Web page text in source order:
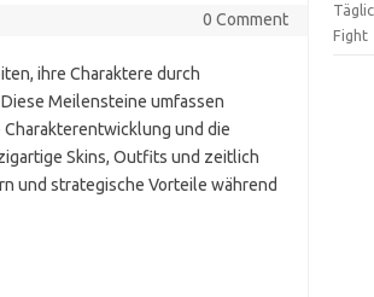
0 Comment
ihre Charaktere durch
Meilensteine umfassen
und die
Skins, Outfits und zeitlich
und strategische Vorteile während
Fight